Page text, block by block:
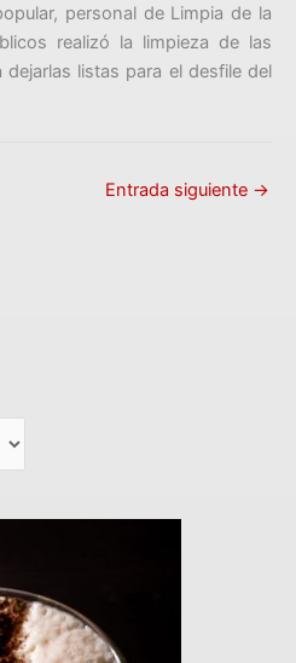
personal de Limpia de la
realizó la limpieza de las
listas para el desfile del
Entrada siguiente →